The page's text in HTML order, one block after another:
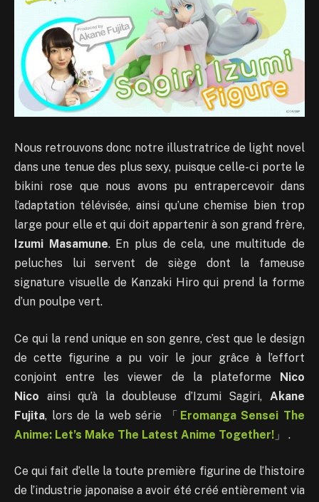
Nous retrouvons donc notre illustratrice de light novel
dans une tenue des plus sexy, puisque celle-ci porte le
bikini rose que nous avons pu entrapercevoir dans
l’adaptation télévisée, ainsi qu’une chemise bien trop
large pour elle et qui doit appartenir à son grand frère,
Izumi Masamune. En plus de cela, une multitude de
peluches lui servent de siège dont la fameuse
signature visuelle de Kanzaki Hiro qui prend la forme
d’un poulpe vert.
Ce qui la rend unique en son genre, c’est que le design
de cette figurine a pu voir le jour grâce à l’effort
conjoint entre les viewer de la plateforme Nico
Nico ainsi qu’à la doubleuse d’Izumi Sagiri, Akane
Fujita, lors de la web série 「 Eromanga Sensei The
Anime: Let’s Make The Latest Anime Together! 」 .
Ce qui fait d’elle la toute première figurine de l’histoire
de l’industrie japonaise a avoir été créé entièrement via